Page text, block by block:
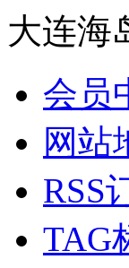
大连海
会员
网站
RSS
TAG